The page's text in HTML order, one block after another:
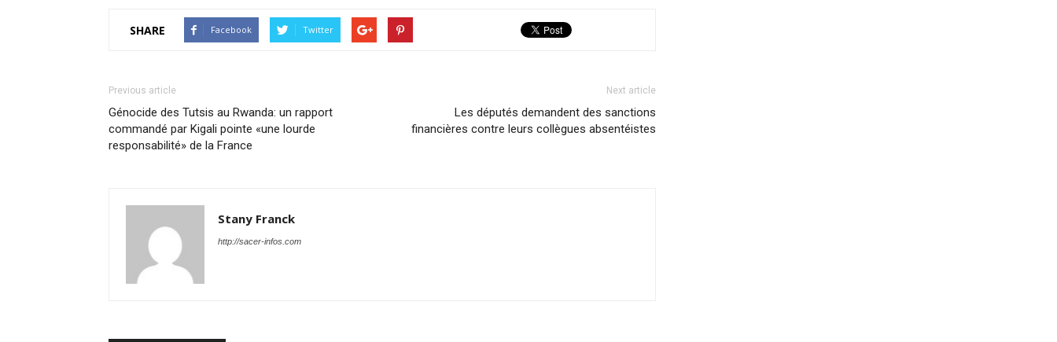
SHARE Facebook Twitter
Previous article
Génocide des Tutsis au Rwanda: un rapport
commandé par Kigali pointe «une lourde
responsabilité» de la France
Next article
Les députés demandent des sanctions
financières contre leurs collègues absentéistes
Stany Franck
http://sacer-infos.com